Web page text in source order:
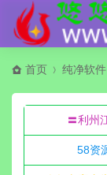
首页 纯净软件
〓利州
58资